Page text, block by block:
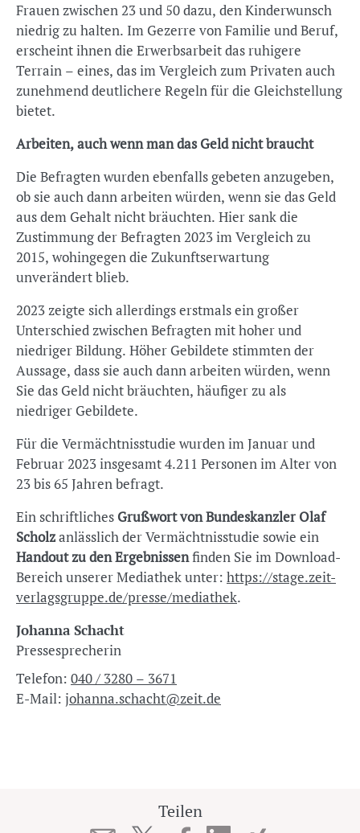
Frauen zwischen 23 und 50 dazu, den Kinderwunsch
niedrig zu halten. Im Gezerre von Familie und Beruf,
erscheint ihnen die Erwerbsarbeit das ruhigere
Terrain – eines, das im Vergleich zum Privaten auch
zunehmend deutlichere Regeln für die Gleichstellung
bietet.
Arbeiten, auch wenn man das Geld nicht braucht
Die Befragten wurden ebenfalls gebeten anzugeben,
ob sie auch dann arbeiten würden, wenn sie das Geld
aus dem Gehalt nicht bräuchten. Hier sank die
Zustimmung der Befragten 2023 im Vergleich zu
2015, wohingegen die Zukunftserwartung
unverändert blieb.
2023 zeigte sich allerdings erstmals ein großer
Unterschied zwischen Befragten mit hoher und
niedriger Bildung. Höher Gebildete stimmten der
Aussage, dass sie auch dann arbeiten würden, wenn
Sie das Geld nicht bräuchten, häufiger zu als
niedriger Gebildete.
Für die Vermächtnisstudie wurden im Januar und
Februar 2023 insgesamt 4.211 Personen im Alter von
23 bis 65 Jahren befragt.
Ein schriftliches Grußwort von Bundeskanzler Olaf
Scholzanlässlich der Vermächtnisstudie sowie ein
Handout zu den Ergebnissenfinden Sie im Download-
Bereich unserer Mediathek unter: https://stage.zeit-
verlagsgruppe.de/presse/mediathek.
Johanna Schacht
Pressesprecherin
Telefon: 040 / 3280 – 3671
E-Mail: johanna.schacht@zeit.de
Teilen